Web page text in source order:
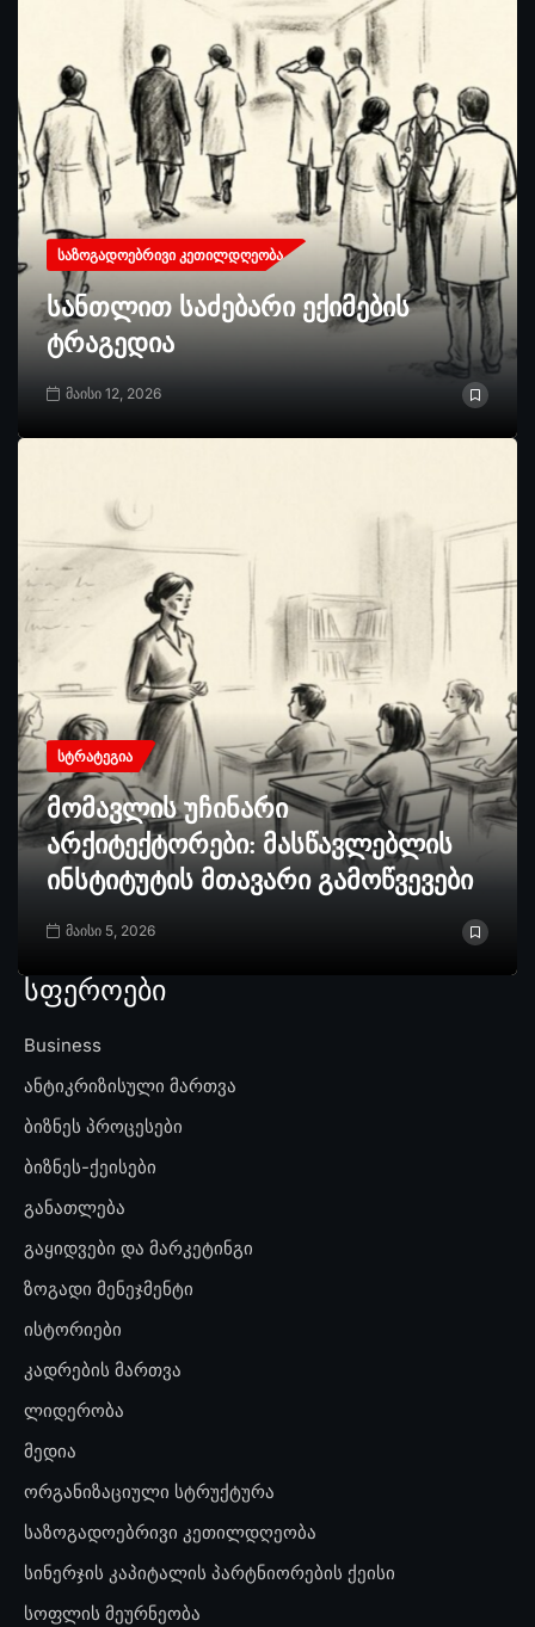
ᲡᲐᲖᲝᲒᲐᲓᲝᲔᲑᲠᲘᲕᲘ ᲙᲔᲗᲘᲚᲓᲦᲔᲝᲑᲐ
სანთლით საძებარი ექიმების
ტრაგედია
მაისი 12, 2026
ᲡᲢᲠᲐᲢᲔᲒᲘᲐ
მომავლის უჩინარი
არქიტექტორები: მასწავლებლის
ინსტიტუტის მთავარი გამოწვევები
მაისი 5, 2026
სფეროები
Business
ანტიკრიზისული მართვა
ბიზნეს პროცესები
ბიზნეს-ქეისები
განათლება
გაყიდვები და მარკეტინგი
ზოგადი მენეჯმენტი
ისტორიები
კადრების მართვა
ლიდერობა
მედია
ორგანიზაციული სტრუქტურა
საზოგადოებრივი კეთილდღეობა
სინერჯის კაპიტალის პარტნიორების ქეისი
სოფლის მეურნეობა